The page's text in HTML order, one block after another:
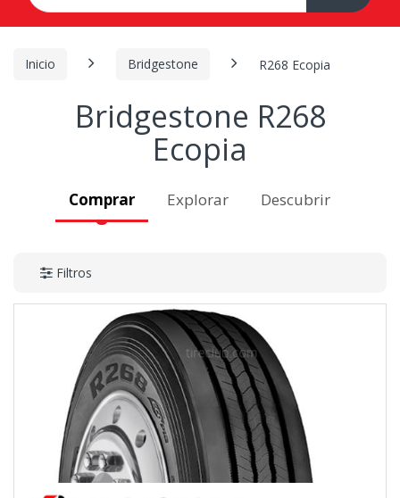
Inicio Bridgestone R268 Ecopia
Bridgestone R268
Ecopia
Comprar Explorar Descubrir
Filtros